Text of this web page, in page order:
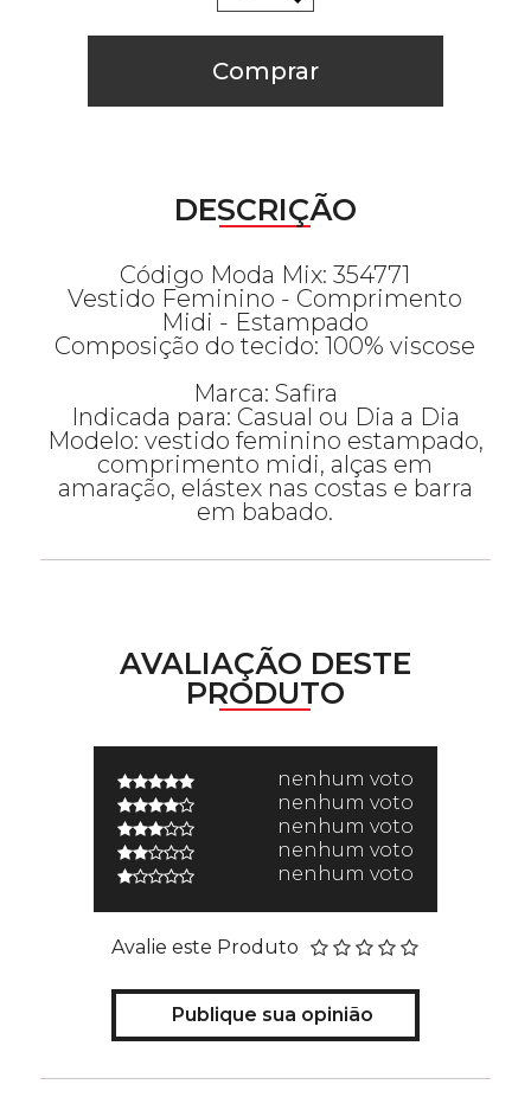
Comprar
DESCRIÇÃO
Código Moda Mix: 354771
Vestido Feminino - Comprimento
Midi - Estampado
Composição do tecido: 100% viscose
Marca: Safira
Indicada para: Casual ou Dia a Dia
Modelo: vestido feminino estampado,
comprimento midi, alças em
amaração, elástex nas costas e barra
em babado.
AVALIAÇÃO DESTE
PRODUTO
nenhum voto
nenhum voto
nenhum voto
nenhum voto
nenhum voto
Avalie este Produto
Publique sua opinião